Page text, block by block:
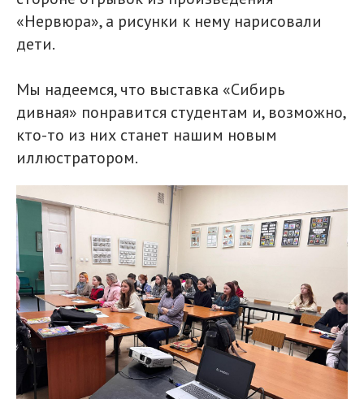
«Нервюра», а рисунки к нему нарисовали
дети.
Мы надеемся, что выставка «Сибирь
дивная» понравится студентам и, возможно,
кто-то из них станет нашим новым
иллюстратором.